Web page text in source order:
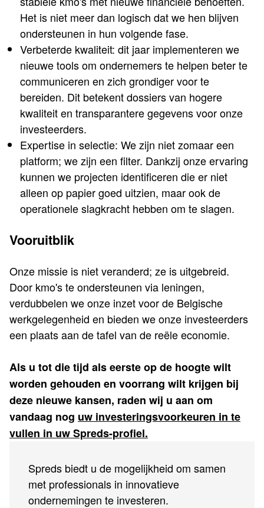
Het is niet meer dan logisch dat we hen blijven
ondersteunen in hun volgende fase.
Verbeterde kwaliteit: dit jaar implementeren we
nieuwe tools om ondernemers te helpen beter te
communiceren en zich grondiger voor te
bereiden. Dit betekent dossiers van hogere
kwaliteit en transparantere gegevens voor onze
investeerders.
Expertise in selectie: We zijn niet zomaar een
platform; we zijn een filter. Dankzij onze ervaring
kunnen we projecten identificeren die er niet
alleen op papier goed uitzien, maar ook de
operationele slagkracht hebben om te slagen.
Vooruitblik
Onze missie is niet veranderd; ze is uitgebreid.
Door kmo's te ondersteunen via leningen,
verdubbelen we onze inzet voor de Belgische
werkgelegenheid en bieden we onze investeerders
een plaats aan de tafel van de reële economie.
Als u tot die tijd als eerste op de hoogte wilt
worden gehouden en voorrang wilt krijgen bij
deze nieuwe kansen, raden wij u aan om
vandaag nog uw investeringsvoorkeuren in te
vullen in uw Spreds-profiel.
Spreds biedt u de mogelijkheid om samen
met professionals in innovatieve
ondernemingen te investeren.